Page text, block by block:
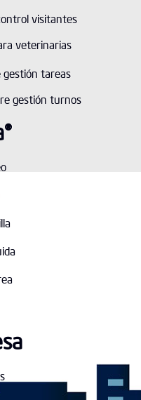
visitantes
veterinarias
gestión tareas
gestión turnos